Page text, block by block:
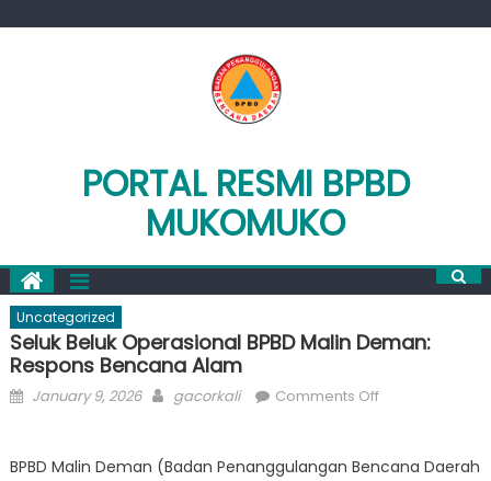
PORTAL RESMI BPBD
MUKOMUKO
Uncategorized
Seluk Beluk Operasional BPBD Malin Deman:
Respons Bencana Alam
Posted
January 9, 2026 Author
gacorkali Comments Offon
Operasional
BPBD Malin Deman (Badan Penanggulangan Bencana Daerah